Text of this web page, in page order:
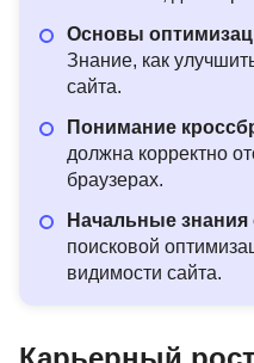
Основы
Знание, как
сайта.
Понимание
должна корректно
браузерах.
Начальные знания
поисковой
видимости сайта.
Подробнее от 3 500 ₽